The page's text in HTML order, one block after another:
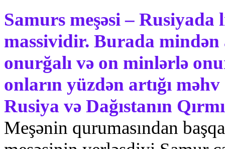
Sаmurs mеşәsi –
mаssividir. Burаdа
оnurğаlı vә оn minlәrlә
оnlаrın yüzdәn аrtığı
Rusiyа vә Dаğıstаnın
Mеşәnin qurumаsındаn